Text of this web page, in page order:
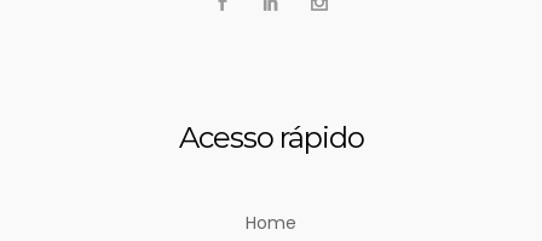
Acesso rápido
Home